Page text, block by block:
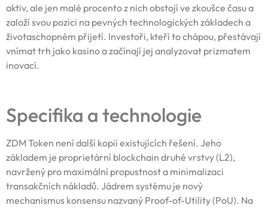
aktiv, ale jen malé procento z nich obstojí ve zkoušce času a
založí svou pozici na pevných technologických základech a
životaschopném přijetí. Investoři, kteří to chápou, přestávají
vnímat trh jako kasino a začínají jej analyzovat prizmatem
inovací.
Specifika a technologie
ZDM Token není další kopií existujících řešení. Jeho
základem je proprietární blockchain druhé vrstvy (L2),
navržený pro maximální propustnost a minimalizaci
transakčních nákladů. Jádrem systému je nový
mechanismus konsensu nazvaný Proof-of-Utility (PoU). Na